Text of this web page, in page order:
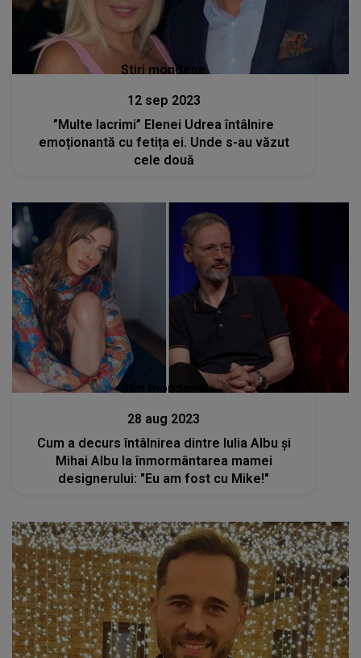
Stiri mondene
12 sep 2023
”Multe lacrimi” Elenei Udrea întâlnire
emoționantă cu fetița ei. Unde s-au văzut
cele două
Stiri mondene
28 aug 2023
Cum a decurs întâlnirea dintre Iulia Albu și
Mihai Albu la înmormântarea mamei
designerului: "Eu am fost cu Mike!"